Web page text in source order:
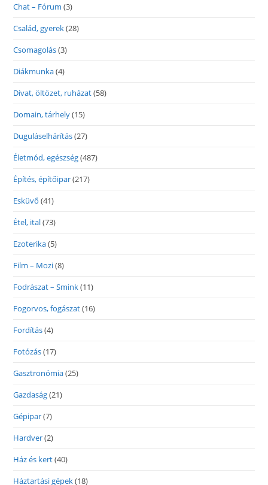
Chat – Fórum (3)
Család, gyerek(28)
Csomagolás(3)
Diákmunka(4)
Divat, öltözet, ruházat(58)
Domain, tárhely(15)
Duguláselhárítás(27)
Életmód, egészség(487)
Építés, építőipar(217)
Esküvő (41)
Étel, ital(73)
Ezoterika(5)
Film – Mozi(8)
Fodrászat – Smink(11)
Fogorvos, fogászat(16)
Fordítás(4)
Fotózás(17)
Gasztronómia(25)
Gazdaság(21)
Gépipar(7)
Hardver(2)
Ház és kert(40)
Háztartási gépek(18)